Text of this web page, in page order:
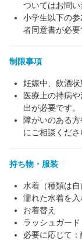
ついてはお問い
小学生以下の
者同意書が必要
制限事項
妊娠中、飲酒状
医療上の持病
出が必要です。
障がいのある
にご相談くださ
持ち物・服装
水着（種類は自
濡れた水着を
お着替え
ラッシュガード
必要に応じて